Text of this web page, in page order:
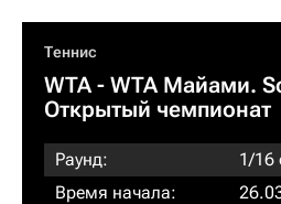
Теннис
WTA- WTA Майами.
Открытый чемпионат
Раунд:
1/16
Время начала: